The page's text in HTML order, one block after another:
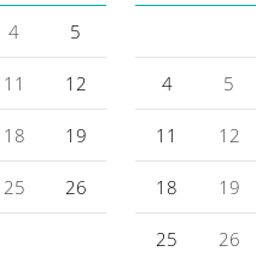
4 5
11 12
18 19
25 26
4 5
11 12
18 19
25 26